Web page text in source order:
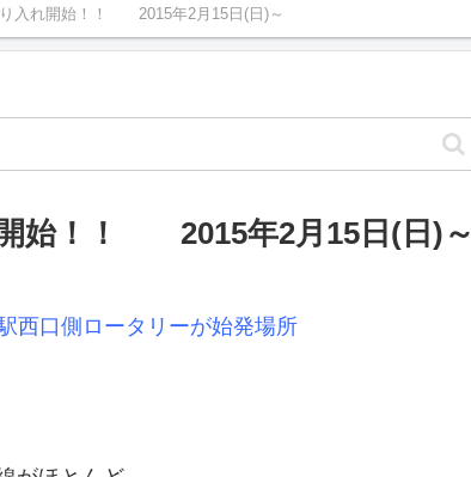
り入れ開始！！ 2015年2月15日(日)～
始！！ 2015年2月15日(日)～
西口側ロータリーが始発場所